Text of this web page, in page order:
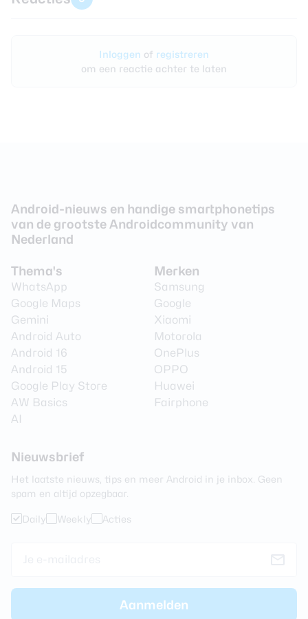
Inloggen of registreren
om een reactie achter te laten
Android-nieuws en handige smartphonetips
van de grootste Androidcommunity van
Nederland
Thema's
WhatsApp
Google Maps
Gemini
Android Auto
Android 16
Android 15
Google Play Store
AW Basics
AI
Merken
Samsung
Google
Xiaomi
Motorola
OnePlus
OPPO
Huawei
Fairphone
Nieuwsbrief
Het laatste nieuws, tips en meer Android in je inbox. Geen
spam en altijd opzegbaar.
Daily Weekly Acties